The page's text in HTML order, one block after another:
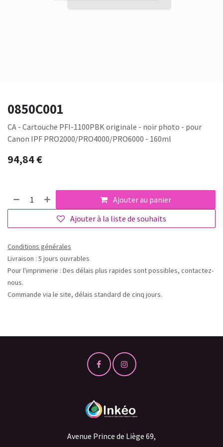
0850C001
CA - Cartouche PFI-1100PBK originale - noir photo - pour
Canon IPF PRO2000/PRO4000/PRO6000 - 160ml
94,84€
Ajouter au panier
Ajouter à la liste de souhaits
Conditions générales
Livraison : 5 jours ouvrables
Pour l'imprimerie : Des délais plus rapides sont possibles, contactez-
nous.
Commande via le site, délais standard de cinq jours.
Avenue Prince de Liège 69,